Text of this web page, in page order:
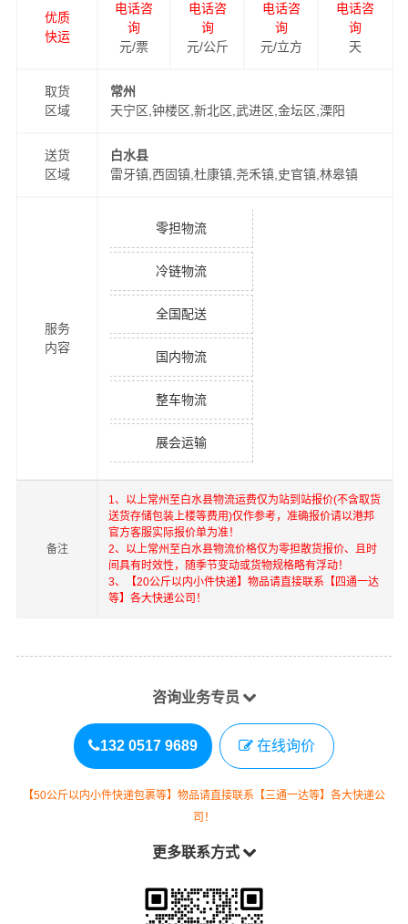
优质
快运
电话咨
询
元/票
电话咨
询
元/公斤
电话咨
询
元/立方
电话咨
询
天
取货
区域
常州
天宁区,钟楼区,新北区,武进区,金坛区,溧阳
送货
区域
白水县
雷牙镇,西固镇,杜康镇,尧禾镇,史官镇,林皋镇
服务
内容
零担物流
冷链物流
全国配送
国内物流
整车物流
展会运输
备注
1、以上常州 至 白水县物流运费仅为站到站报价(不含取货
送货存储包装上楼等费用)仅作参考，准确报价请以港邦
官方客服实际报价单为准！
2、以上常州 至 白水县物流价格仅为零担散货报价、且时
间具有时效性，随季节变动或货物规格略有浮动！
3、【20公斤以内小件快递】物品请直接联系【四通一达
等】各大快递公司！
咨询业务专员
132 0517 9689 在线询价
【50公斤以内小件快递包裹等】物品请直接联系【三通一达等】各大快递公
司！
更多联系方式